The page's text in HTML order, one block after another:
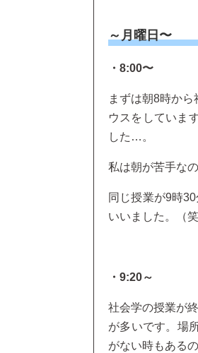
～月曜日〜
・8:00〜
まずは朝8時か
ウスをしていま
した…。
私は朝が苦手な
同じ授業が9時
いいました。（笑
・9:20～
社会学の授業が
が多いです。場
がない時もある